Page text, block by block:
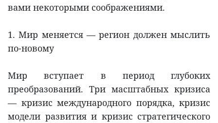
вами некоторыми соображениями.
1. Мир меняется — регион должен мыслить
по-новому
Мир вступает в период глубоких
преобразований. Три масштабных кризиса
— кризис международного порядка, кризис
модели развития и кризис стратегического